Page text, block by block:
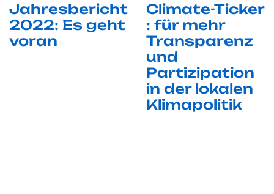
Jahresbericht
2022: Es geht
voran
Climate-Ticker
: für mehr
Transparenz
und
Partizipation
in der lokalen
Klimapolitik